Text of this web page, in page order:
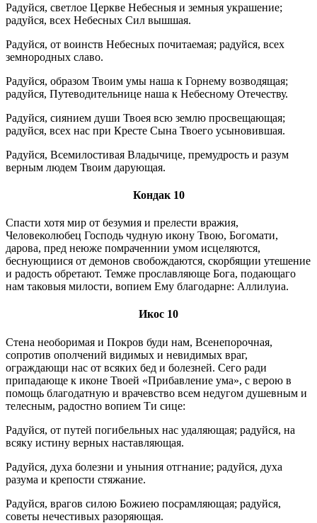
Радуйся, светлое Церкве Небесныя и земныя украшение;
радуйся, всех Небесных Сил вышшая.
Радуйся, от воинств Небесных почитаемая; радуйся, всех
земнородных славо.
Радуйся, образом Твоим умы наша к Горнему возводящая;
радуйся, Путеводительнице наша к Небесному Отечеству.
Радуйся, сиянием души Твоея всю землю просвещающая;
радуйся, всех нас при Кресте Сына Твоего усыновившая.
Радуйся, Всемилостивая Владычице, премудрость и разум
верным людем Твоим дарующая.
Кондак 10
Спасти хотя мир от безумия и прелести вражия,
Человеколюбец Господь чудную икону Твою, Богомати,
дарова, пред неюже помраченнии умом исцеляются,
беснующиися от демонов свобождаются, скорбящии утешение
и радость обретают. Темже прославляюще Бога, подающаго
нам таковыя милости, вопием Ему благодарне: Аллилуиа.
Икос 10
Стена необоримая и Покров буди нам, Всенепорочная,
сопротив ополчений видимых и невидимых враг,
ограждающи нас от всяких бед и болезней. Сего ради
припадающе к иконе Твоей «Прибавление ума», с верою в
помощь благодатную и врачевство всем недугом душевным и
телесным, радостно вопием Ти сице:
Радуйся, от путей погибельных нас удаляющая; радуйся, на
всяку истину верных наставляющая.
Радуйся, духа болезни и уныния отгнание; радуйся, духа
разума и крепости стяжание.
Радуйся, врагов силою Божиею посрамляющая; радуйся,
советы нечестивых разоряющая.